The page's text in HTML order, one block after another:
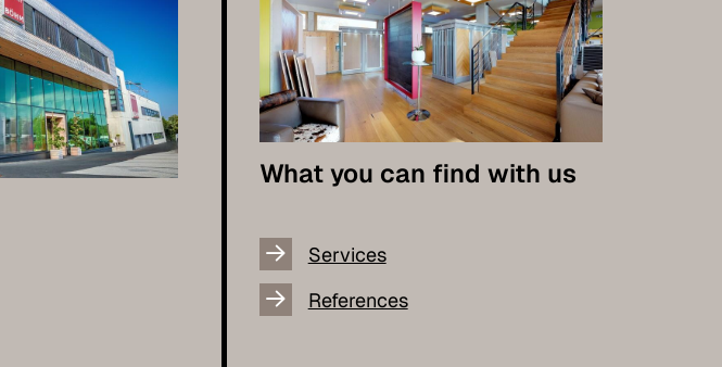
What you can find with us
Services
References